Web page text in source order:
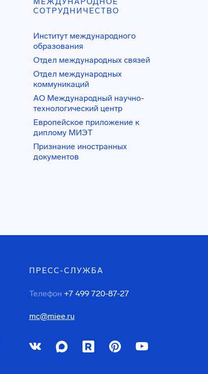
СОТРУДНИЧЕСТВО
Институт международного
образования
Отдел международных связей
Отдел международных
коммуникаций
АО Международный научно-
технологический центр
Европейское приложение к
диплому МИЭТ
Признание иностранных
документов
ПРЕСС-СЛУЖБА
Телефон +7 499 720-87-27
mc@miee.ru